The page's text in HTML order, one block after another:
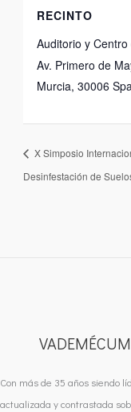
RECINTO
Auditorio y
Av. Primero de
Murcia, 30006
X Simposio
Desinfestación de
Con más de 35 años siendo
actualizada y contrastada